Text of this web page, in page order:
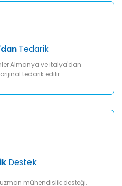
Tedarik
Almanya ve İtalya'dan
tedarik edilir.
Destek
mühendislik desteği.